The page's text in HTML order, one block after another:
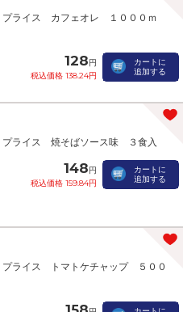
プライス カフェオレ １０００ｍ
128円
税込価格 138.24円
カートに
追加する
プライス 焼そばソース味 ３食入
148円
税込価格 159.84円
カートに
追加する
プライス トマトケチャップ ５００